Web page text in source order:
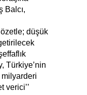
Balcı,
düşük
Türkiye’nin
verici’’